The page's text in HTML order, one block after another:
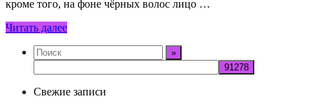
кроме того, на фоне чёрных волос лицо …
Читать далее
Свежие записи